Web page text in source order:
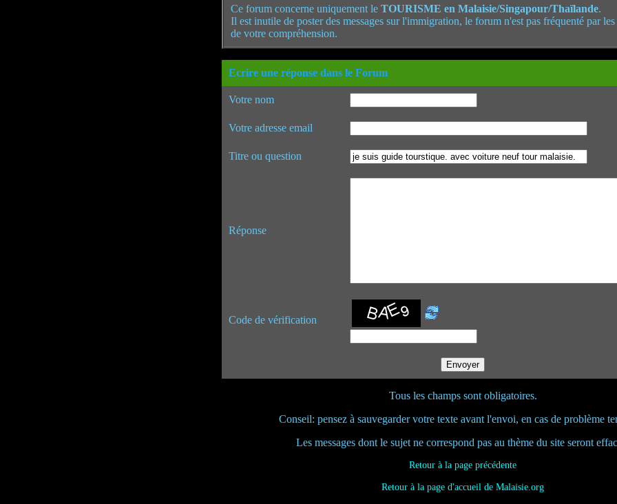
Ce forum concerne uniquement le TOURISME en Malaisie/Singapour/Thaïlande.
Il est inutile de poster des messages sur l'immigration, le forum n'est pas fréquenté par
de votre compréhension.
Ecrire une réponse dans le Forum
Votre nom
Votre adresse email
Titre ou question
Réponse
Code de vérification
Tous les champs sont obligatoires.
Conseil: pensez à sauvegarder votre texte avant l'envoi, en cas de problème
Les messages dont le sujet ne correspond pas au thème du site seront
Retour à la page précédente
Retour à la page d'accueil de Malaisie.org